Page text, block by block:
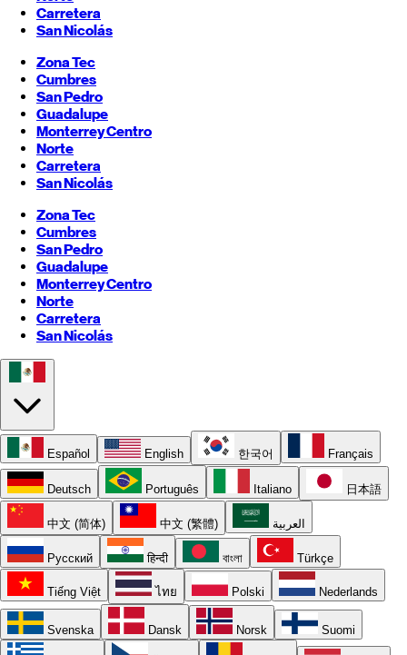
Carretera
San Nicolás
Zona Tec
Cumbres
San Pedro
Guadalupe
MonterreyCentro
Norte
Carretera
San Nicolás
Zona Tec
Cumbres
San Pedro
Guadalupe
MonterreyCentro
Norte
Carretera
San Nicolás
Español English 한국어 Français
Deutsch Português Italiano 日本語
中文 (简体) 中文 (繁體) العربية
Русский हिन्दी বাংলা Türkçe
Tiếng Việt ไทย Polski Nederlands
Svenska Dansk Norsk Suomi